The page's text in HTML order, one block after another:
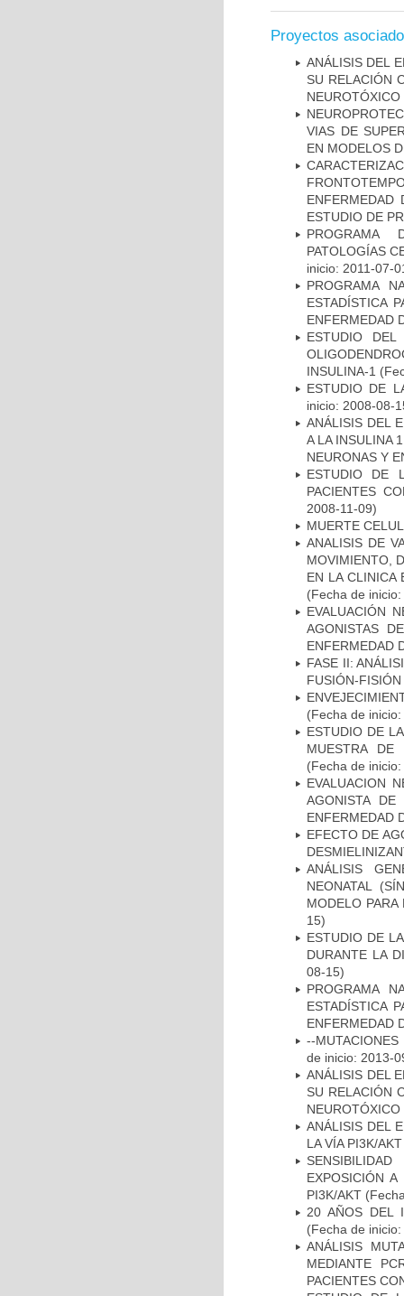
Proyectos
ANÁLISIS DEL
SU RELACIÓN
NEUROTÓXICO
VIAS DE
EN MODELOS
ENFERMEDAD
ESTUDIO DE
PROGRAMA
PATOLOGÍAS
inicio: 2011-07-
PROGRAMA
ESTADÍSTICA
ENFERMEDAD
ESTUDIO
INSULINA-1
ESTUDIO DE
inicio: 2008-08-
ANÁLISIS DEL
A LA INSULINA
NEURONAS Y
ESTUDIO DE
PACIENTES
2008-11-09)
MUERTE
ANALISIS DE
MOVIMIENTO,
EN LA CLINICA
(Fecha de
EVALUACIÓN
AGONISTAS
ENFERMEDAD
FASE II:
FUSIÓN-
(Fecha de
ESTUDIO DE
MUESTRA DE
(Fecha de
EVALUACION
AGONISTA
ENFERMEDAD
EFECTO DE
ANÁLISIS
NEONATAL
MODELO
15)
ESTUDIO DE
DURANTE LA
08-15)
PROGRAMA
ESTADÍSTICA
ENFERMEDAD
--
de inicio: 2013-
ANÁLISIS DEL
SU RELACIÓN
NEUROTÓXICO
ANÁLISIS DEL
LA VÍA PI3K/
EXPOSICIÓN
PI3K/AKT
20 AÑOS DEL
(Fecha de
ANÁLISIS
MEDIANTE
PACIENTES